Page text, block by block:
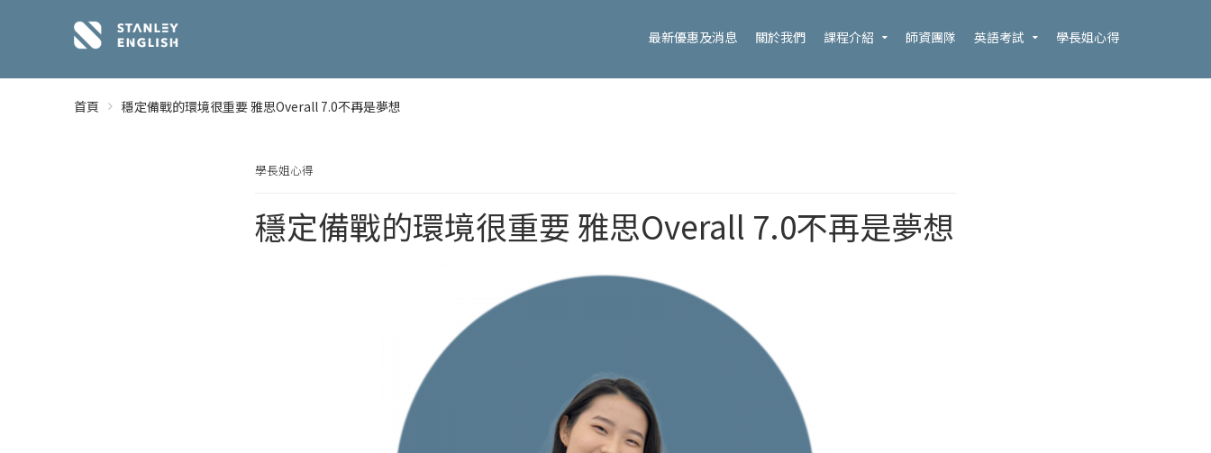
最新優惠及消息 關於我們 課程介紹 師資團隊 英語考試 學長姐心得
首頁 穩定備戰的環境很重要 雅思Overall 7.0不再是夢想
學長姐心得
穩定備戰的環境很重要 雅思Overall 7.0不再是夢想